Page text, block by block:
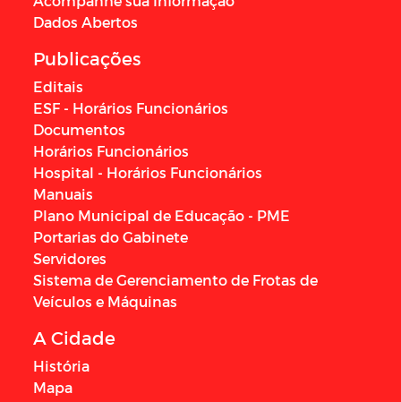
Dados Abertos
Publicações
Editais
ESF - Horários Funcionários
Documentos
Horários Funcionários
Hospital - Horários Funcionários
Manuais
Plano Municipal de Educação - PME
Portarias do Gabinete
Servidores
Sistema de Gerenciamento de Frotas de
Veículos e Máquinas
A Cidade
História
Mapa